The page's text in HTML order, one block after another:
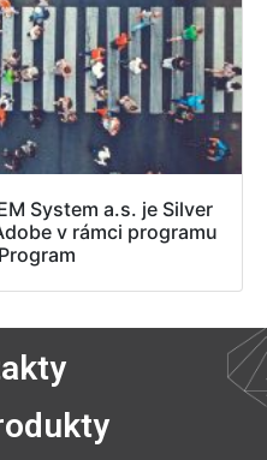
System a.s. je Silver
v rámci programu